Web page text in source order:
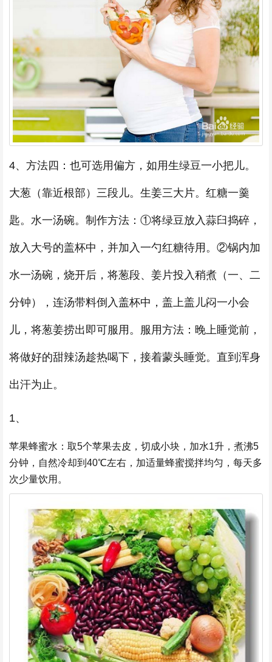
4、方法四：也可选用偏方，如用生绿豆一小把儿。
大葱（靠近根部）三段儿。生姜三大片。红糖一羹
匙。水一汤碗。制作方法：①将绿豆放入蒜臼捣碎，
放入大号的盖杯中，并加入一勺红糖待用。②锅内加
水一汤碗，烧开后，将葱段、姜片投入稍煮（一、二
分钟），连汤带料倒入盖杯中，盖上盖儿闷一小会
儿，将葱姜捞出即可服用。服用方法：晚上睡觉前，
将做好的甜辣汤趁热喝下，接着蒙头睡觉。直到浑身
出汗为止。
1、
苹果蜂蜜水：取5个苹果去皮，切成小块，加水1升，煮沸5
分钟，自然冷却到40℃左右，加适量蜂蜜搅拌均匀，每天多
次少量饮用。